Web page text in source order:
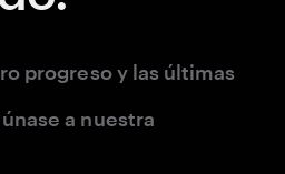
progreso y las últimas
a nuestra